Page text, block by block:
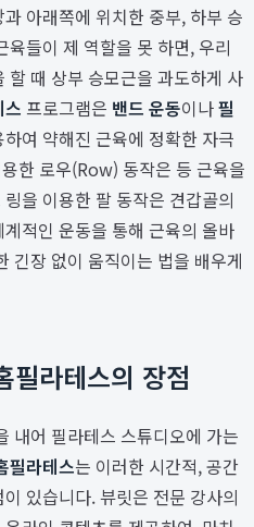
아래쪽에 위치한 중부, 하부 승
들이 제 역할을 못 하면, 우리
할 때 상부 승모근을 과도하게 사
스 프로그램은 밴드 운동이나필
여 약해진 근육에 정확한 자극
한 로우(Row) 동작은 등 근육을
을 이용한 팔 동작은 견갑골의
적인 운동을 통해 근육의 올바
긴장 없이 움직이는 법을 배우게
필라테스의 장점
내어 필라테스 스튜디오에 가는
필라테스는 이러한 시간적, 공간
있습니다. 뷰릿은 전문 강사의